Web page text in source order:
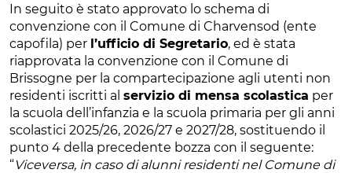
In seguito è stato approvato lo schema di
convenzione con il Comune di Charvensod (ente
capofila) per l’ufficio di Segretario, ed è stata
riapprovata la convenzione con il Comune di
Brissogne per la compartecipazione agli utenti non
residenti iscritti al servizio di mensa scolastica per
la scuola dell’infanzia e la scuola primaria per gli anni
scolastici 2025/26, 2026/27 e 2027/28, sostituendo il
punto 4 della precedente bozza con il seguente:
“Viceversa, in caso di alunni residenti nel Comune di